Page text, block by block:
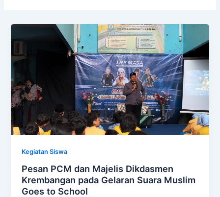
Kegiatan Siswa
Pesan PCM dan Majelis Dikdasmen
Krembangan pada Gelaran Suara Muslim
Goes to School